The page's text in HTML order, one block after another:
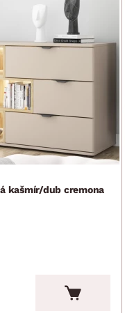
kašmír/dub cremona